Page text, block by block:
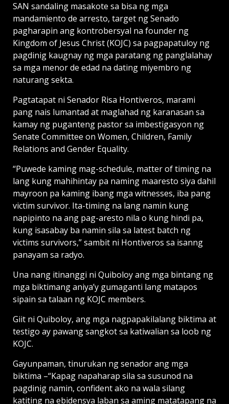
SAN sandaling masakote sa bisa ng mga
mandamiento de arresto, target ng Senado
pagharapin ang kontrobersyal na founder ng
Kingdom of Jesus Christ (KOJC) sa pagpapatuloy ng
pagdinig kaugnay ng mga paratang ng panglalahay
sa mga menor de edad na dating miyembro ng
naturang sekta.
Pagtatapat ni Senador Risa Hontiveros, marami
pang nais lumantad at maglahad ng karanasan sa
kamay ng puganteng pastor sa imbestigasyon ng
Senate Committee on Women, Children, Family
Relations and Gender Equality.
“Puwede kaming mag-schedule, matter of timing na
lang kung mahihintay pa naming maaresto siya dahil
mayroon pa kaming ibang mga witnesses, iba pang
victim survivor. Ita-timing na lang namin kung
napipinto na ang pag-aresto nila o kung hindi pa,
kung isasabay ba namin sila sa latest batch ng
victims survivors,” sambit ni Hontiveros sa isanng
panayam sa radyo.
Una nang itinanggi ni Quiboloy ang mga bintang ng
mga biktimang aniya’y gumaganti lang matapos
sipain sa talaan ng KOJC members.
Giit ni Quiboloy, ang mga nagpapakilalang biktima at
testigo ay pawang sangkot sa katiwalian sa loob ng
KOJC.
Gayunpaman, tinurukan ng senador ang mga
biktima –“Kapag napaharap sila sa susunod na
pagdinig namin, confident ako na wala silang
katiting na ebidensya laban sa aming matatapang na